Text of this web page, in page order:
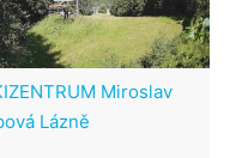
Miroslav
Lázně